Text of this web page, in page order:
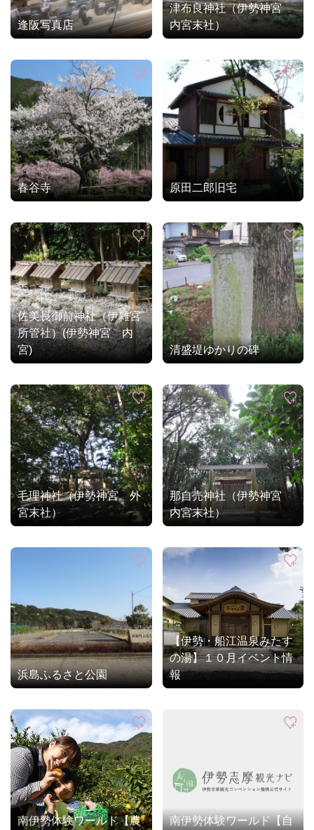
逢阪写真店
津布良神社（伊勢神宮
内宮末社）
春谷寺 原田二郎旧宅
佐美長御前神社（伊雑宮
所管社）(伊勢神宮 内
宮)
清盛堤ゆかりの碑
毛理神社（伊勢神宮 外
宮末社）
那自売神社（伊勢神宮
内宮末社）
浜島ふるさと公園
【伊勢・船江温泉みたす
の湯】１０月イベント情
報
南伊勢体験ワールド【農
南伊勢体験ワールド【自